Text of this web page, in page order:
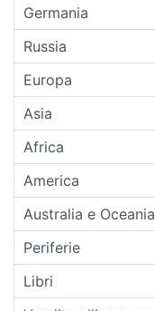
Germania
Russia
Europa
Asia
Africa
America
Australia e Oceania
Periferie
Libri